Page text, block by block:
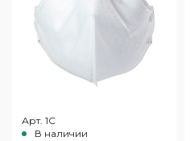
Арт. 1С
В наличии